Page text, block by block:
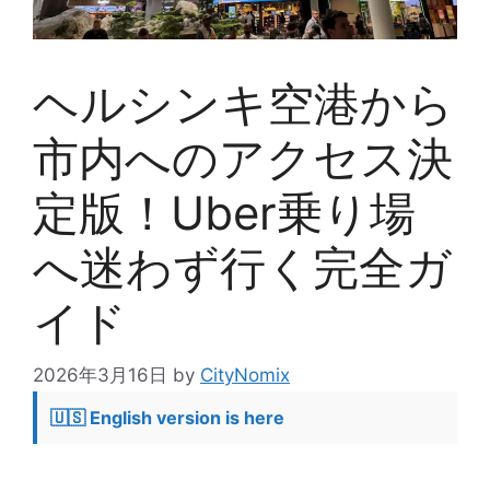
ヘルシンキ空港から
市内へのアクセス決
定版！Uber乗り場
へ迷わず行く完全ガ
イド
2026年3月16日 by CityNomix
🇺🇸 English version is here